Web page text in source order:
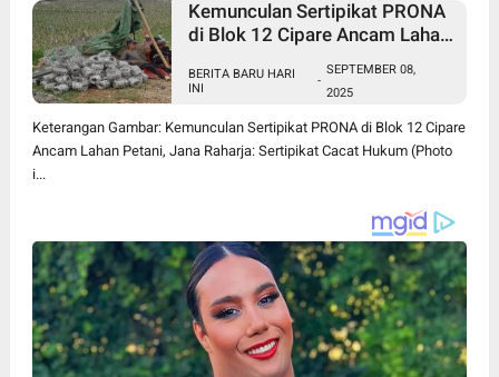
Kemunculan Sertipikat PRONA
di Blok 12 Cipare Ancam Lahan
Cacat Hukum
BERITA BARU HARI
INI
-
SEPTEMBER 08,
2025
Keterangan Gambar: Kemunculan Sertipikat PRONA di Blok 12 Cipare
Ancam Lahan Petani, Jana Raharja: Sertipikat Cacat Hukum (Photo
i...